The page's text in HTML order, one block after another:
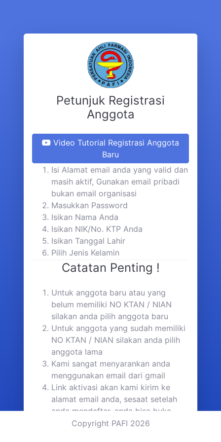
Petunjuk Registrasi
Anggota
Video Tutorial Registrasi Anggota
Baru
Isi Alamat email anda yang valid dan
masih aktif, Gunakan email pribadi
bukan email organisasi
Masukkan Password
Isikan Nama Anda
Isikan NIK/No. KTP Anda
Isikan Tanggal Lahir
Pilih Jenis Kelamin
Catatan Penting !
Untuk anggota baru atau yang
belum memiliki NO KTAN / NIAN
silakan anda pilih anggota baru
Untuk anggota yang sudah memiliki
NO KTAN / NIAN silakan anda pilih
anggota lama
Kami sangat menyarankan anda
menggunakan email dari gmail
Link aktivasi akan kami kirim ke
alamat email anda, sesaat setelah
anda mendaftar, anda bisa buka
inbox email anda dan jika tidak ada
Copyright PAFI 2026